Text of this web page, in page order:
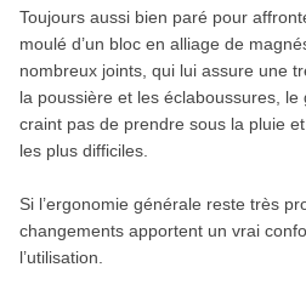
Toujours aussi bien paré pour
moulé d’un bloc en alliage de
nombreux joints, qui lui assure une
la poussière et les éclaboussures, le
craint pas de prendre sous la pluie
les plus difficiles.
Si l’ergonomie générale reste très
changements apportent un vrai
l’utilisation.